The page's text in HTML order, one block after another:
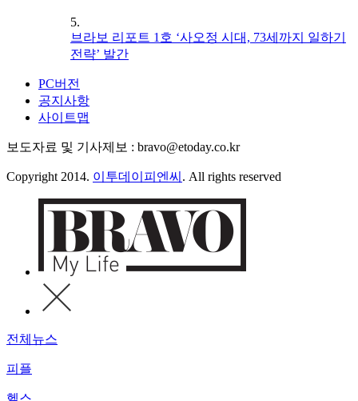
5.
브라보 리포트 1호 ‘사오정 시대, 73세까지 일하기
전략’ 발간
PC버전
공지사항
사이트맵
보도자료 및 기사제보 : bravo@etoday.co.kr
Copyright 2014. 이투데이피엔씨 . All rights reserved
전체뉴스
피플